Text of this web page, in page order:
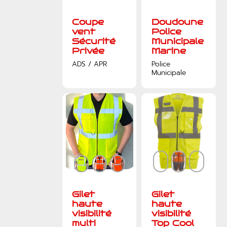
Coupe
vent
Sécurité
Privée
ADS / APR
Doudoune
Police
Municipale
Marine
Police
Municipale
Gilet
haute
visibilité
multi
Gilet
haute
visibilité
Top Cool